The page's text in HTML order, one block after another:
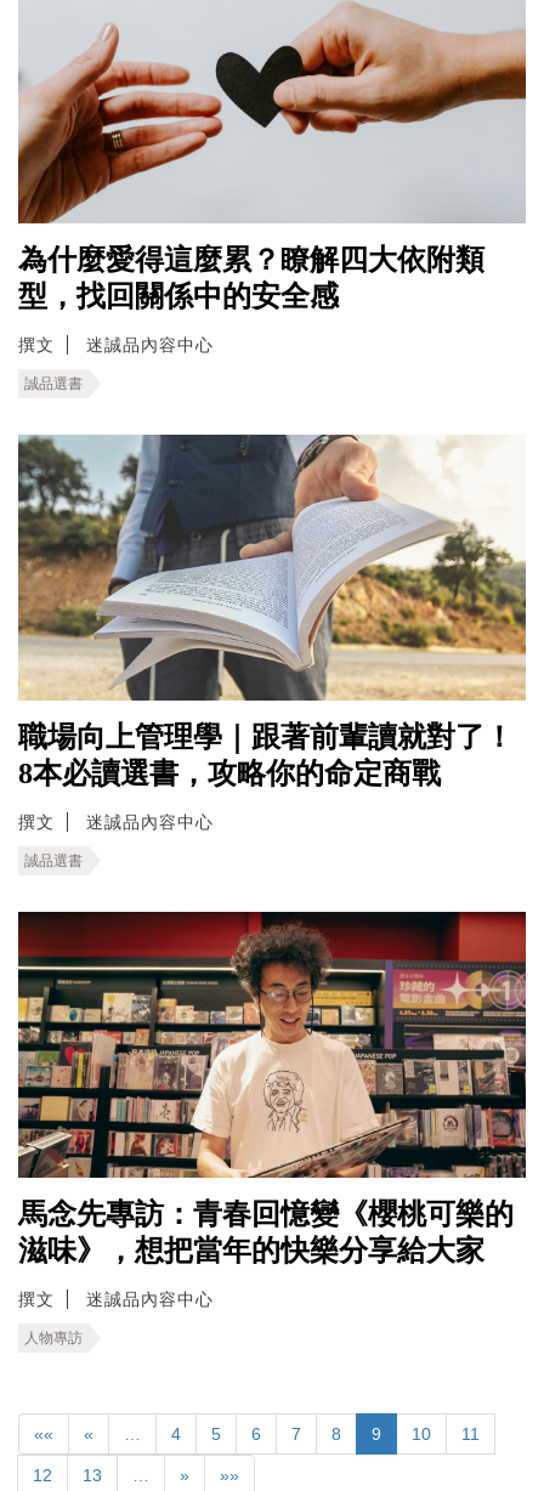
為什麼愛得這麼累？瞭解四大依附類
型，找回關係中的安全感
撰文 迷誠品內容中心
誠品選書
職場向上管理學｜跟著前輩讀就對了！
8本必讀選書，攻略你的命定商戰
撰文 迷誠品內容中心
誠品選書
馬念先專訪：青春回憶變《櫻桃可樂的
滋味》，想把當年的快樂分享給大家
撰文 迷誠品內容中心
人物專訪
«« « 4 5 6 7 8 9 10 11
12 13 » »»